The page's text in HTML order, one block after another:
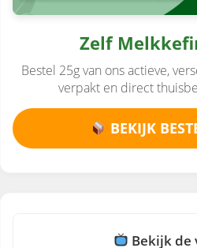
Zelf
Bestel 25g van ons actieve,
verpakt en direct
BEKIJK
Bekijk de